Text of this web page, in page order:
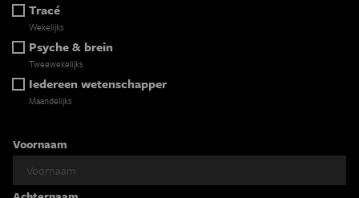
Tracé
Wekelijks
Psyche & brein
Tweewekelijks
Iedereen wetenschapper
Maandelijks
Voornaam